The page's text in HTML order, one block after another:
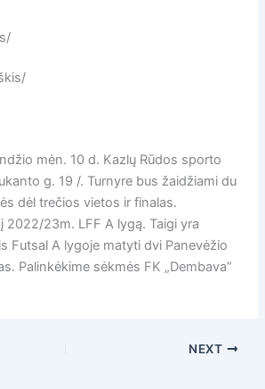
mėn. 10 d. Kazlų Rūdos sporto
g. 19 /. Turnyre bus žaidžiami du
dėl trečios vietos ir finalas.
2022/23m. LFF A lygą. Taigi yra
Futsal A lygoje matyti dvi Panevėžio
Palinkėkime sėkmės FK „Dembava”
NEXT